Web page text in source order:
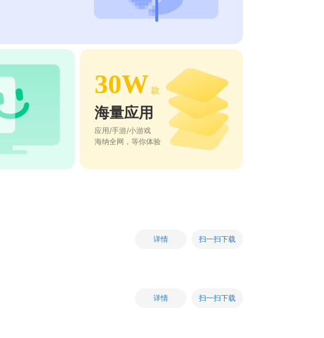
30W 款
海量应用
应用/手游/小游戏
海纳全网，等你体验
详情 扫一扫下载
详情 扫一扫下载